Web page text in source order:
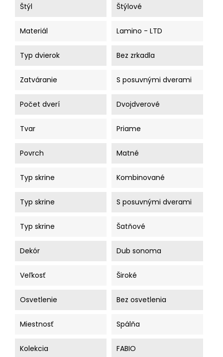
Štýl Štýlové
Materiál Lamino - LTD
Typ dvierok Bez zrkadla
Zatváranie S posuvnými dverami
Počet dverí Dvojdverové
Tvar Priame
Povrch Matné
Typ skrine Kombinované
Typ skrine S posuvnými dverami
Typ skrine Šatňové
Dekór Dub sonoma
Veľkosť Široké
Osvetlenie Bez osvetlenia
Miestnosť Spálňa
Kolekcia FABIO